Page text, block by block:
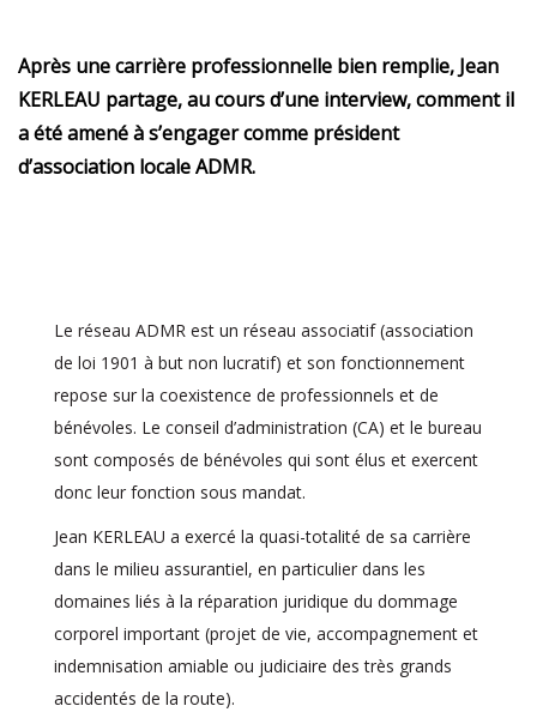
Après une carrière professionnelle bien remplie, Jean
KERLEAU partage, au cours d’une interview, comment il
a été amené à s’engager comme président
d’association locale ADMR.
Le réseau ADMR est un réseau associatif (association
de loi 1901 à but non lucratif) et son fonctionnement
repose sur la coexistence de professionnels et de
bénévoles. Le conseil d’administration (CA) et le bureau
sont composés de bénévoles qui sont élus et exercent
donc leur fonction sous mandat.
Jean KERLEAU a exercé la quasi-totalité de sa carrière
dans le milieu assurantiel, en particulier dans les
domaines liés à la réparation juridique du dommage
corporel important (projet de vie, accompagnement et
indemnisation amiable ou judiciaire des très grands
accidentés de la route).